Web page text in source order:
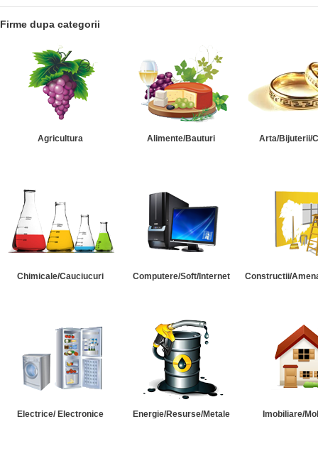
Firme dupa categorii
Agricultura Alimente/Bauturi Arta/Bijuterii/
Chimicale/Cauciucuri Computere/Soft/Internet Constructii/
Electrice/ Electronice Energie/Resurse/Metale Imobiliare/